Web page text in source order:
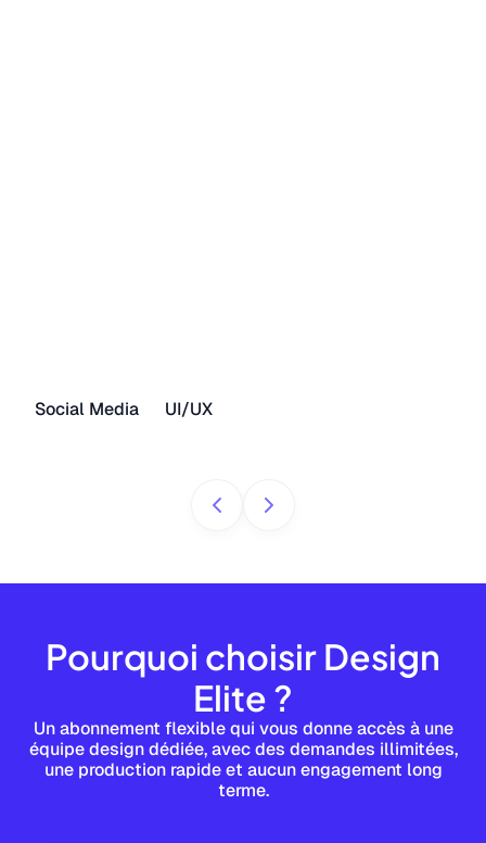
Social Media UI/UX
Pourquoi choisir Design
Elite ?
Un abonnement flexible qui vous donne accès à une
équipe design dédiée, avec des demandes illimitées,
une production rapide et aucun engagement long
terme.